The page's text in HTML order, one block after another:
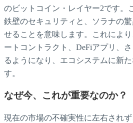
のビットコイン・レイヤー2です。
鉄壁のセキュリティと、ソラナの
せることを意味します。これによ
ートコントラクト、DeFiアプリ、
るようになり、エコシステムに新
す。
なぜ今、これが重要なのか？
現在の市場の不確実性に左右され